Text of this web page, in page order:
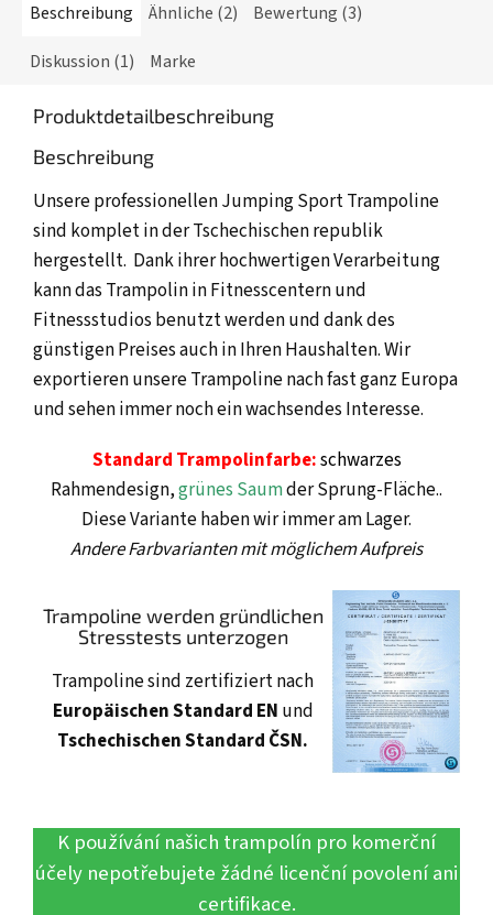
Beschreibung Ähnliche (2)
Bewertung (3)
Diskussion (1)
Marke
Produktdetailbeschreibung
Beschreibung
Unsere professionellen Jumping Sport Trampoline
sind komplet in der Tschechischen republik
hergestellt. Dank ihrer hochwertigen Verarbeitung
kann das Trampolin in Fitnesscentern und
Fitnessstudios benutzt werden und dank des
günstigen Preises auch in Ihren Haushalten. Wir
exportieren unsere Trampoline nach fast ganz Europa
und sehen immer noch ein wachsendes Interesse.
Standard Trampolinfarbe:schwarzes
Rahmendesign,grünes Saumder Sprung-Fläche..
Diese Variante haben wir immer am Lager.
Andere Farbvarianten mit möglichem Aufpreis
Trampoline werden gründlichen
Stresstests unterzogen
Trampoline sind zertifiziert nach
Europäischen Standard EN und
Tschechischen Standard ČSN.
K používání našich trampolín pro komerční
účely nepotřebujete žádné licenční povolení ani
certifikace.